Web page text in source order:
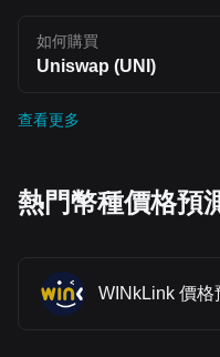
如何購買
Uniswap (UNI)
查看更多
熱門幣種價格預
WINkLink 價格